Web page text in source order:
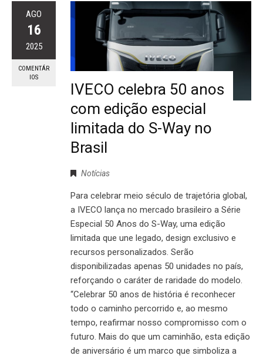
AGO
16
2025
COMENTÁR
IOS
IVECO celebra 50 anos
com edição especial
limitada do S-Way no
Brasil
Notícias
Para celebrar meio século de trajetória global,
a IVECO lança no mercado brasileiro a Série
Especial 50 Anos do S-Way, uma edição
limitada que une legado, design exclusivo e
recursos personalizados. Serão
disponibilizadas apenas 50 unidades no país,
reforçando o caráter de raridade do modelo.
“Celebrar 50 anos de história é reconhecer
todo o caminho percorrido e, ao mesmo
tempo, reafirmar nosso compromisso com o
futuro. Mais do que um caminhão, esta edição
de aniversário é um marco que simboliza a